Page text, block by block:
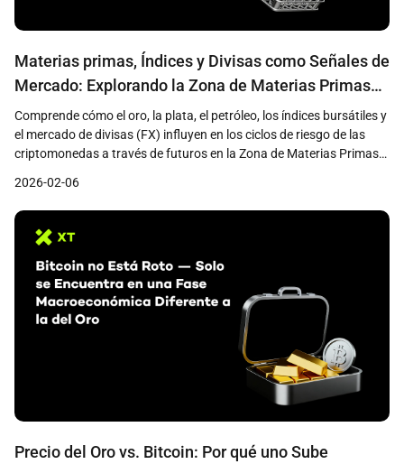
Materias primas, Índices y Divisas como Señales de
Mercado: Explorando la Zona de Materias Primas
de XT
Comprende cómo el oro, la plata, el petróleo, los índices bursátiles y
el mercado de divisas (FX) influyen en los ciclos de riesgo de las
criptomonedas a través de futuros en la Zona de Materias Primas
2026-02-06
Precio del Oro vs. Bitcoin: Por qué uno Sube